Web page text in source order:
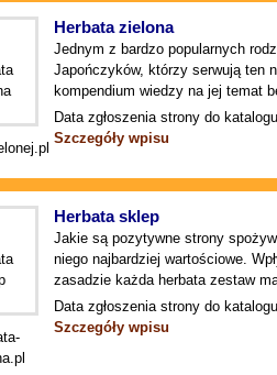
Herbata zielona
Jednym z bardzo popularnych
Japończyków, którzy serwują ten
kompendium wiedzy na jej temat
Data zgłoszenia strony do
Szczegóły wpisu
Herbata sklep
Jakie są pozytywne strony
niego najbardziej wartościowe.
zasadzie każda herbata zestaw
Data zgłoszenia strony do
Szczegóły wpisu